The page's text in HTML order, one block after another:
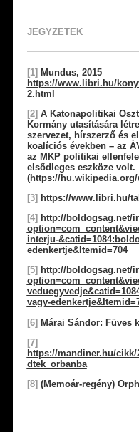
JEGYZETEK
[1]Mundus, 2015
https://www.libri.hu/
2.html
[2] A Katonapolitikai
Kormányutasítására
szervezet, hírszerzőés
koalíciós években – az
az MKPpolitikai
elsődleges eszköze volt.
(https://
[3] https://www.libri.hu/
[4] http://boldogsag.net/
interju-
edenkertje&Itemid=704
[5] http://boldogsag.net/
vagy-
[6]Márai Sándor: Füves
[7]
https://mandiner.hu/cikk/
dtek_orbanba
[8] (Memoár-regény)